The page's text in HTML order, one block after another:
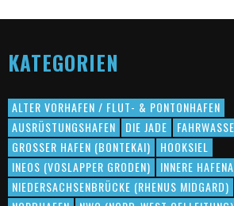
KATEGORIEN
ALTER VORHAFEN / FLUT- & PONTONHAFEN
AUSRÜSTUNGSHAFEN
DIE JADE
GROSSER HAFEN (BONTEKAI)
HOOKSIEL
INEOS (VOSLAPPER GRODEN)
INNERE
NIEDERSACHSENBRÜCKE (RHENUS MIDGARD)